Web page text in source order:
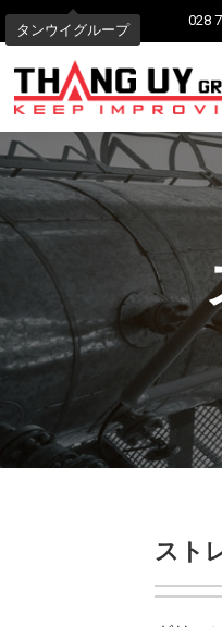
タンウイグループ
028
スト